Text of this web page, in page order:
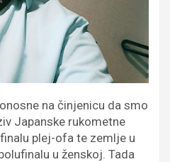
na činjenicu da smo
Japanske rukometne
plej-ofa te zemlje u
u ženskoj. Tada